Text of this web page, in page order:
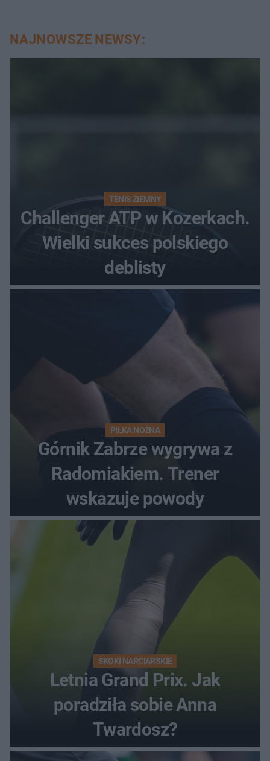
NAJNOWSZE NEWSY:
TENIS ZIEMNY
Challenger ATP w Kozerkach.
Wielki sukces polskiego
deblisty
PIŁKA NOŻNA
Górnik Zabrze wygrywa z
Radomiakiem. Trener
wskazuje powody
SKOKI NARCIARSKIE
Letnia Grand Prix. Jak
poradziła sobie Anna
Twardosz?